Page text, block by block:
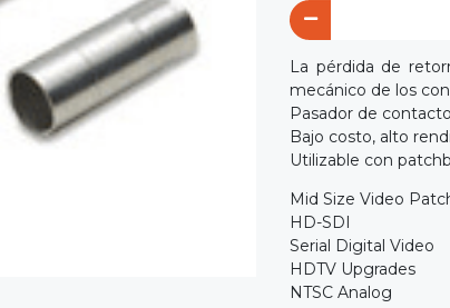
La pérdida de
mecánico de los
Pasador de
Bajo costo, alto
Utilizable con
Mid Size Video
HD-SDI
Serial Digital Video
HDTV Upgrades
NTSC Analog